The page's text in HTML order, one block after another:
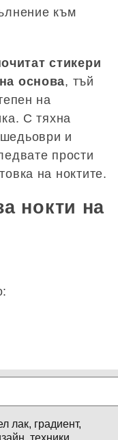
към
стикери
основа, тъй
на
С тяхна
и
прости
на ноктите.
нокти на
лак, градиент,